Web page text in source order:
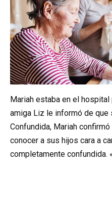
Mariah estaba en el hospital
amiga Liz le informó de que
Confundida, Mariah
conocer a sus hijos cara a
completamente confundida.